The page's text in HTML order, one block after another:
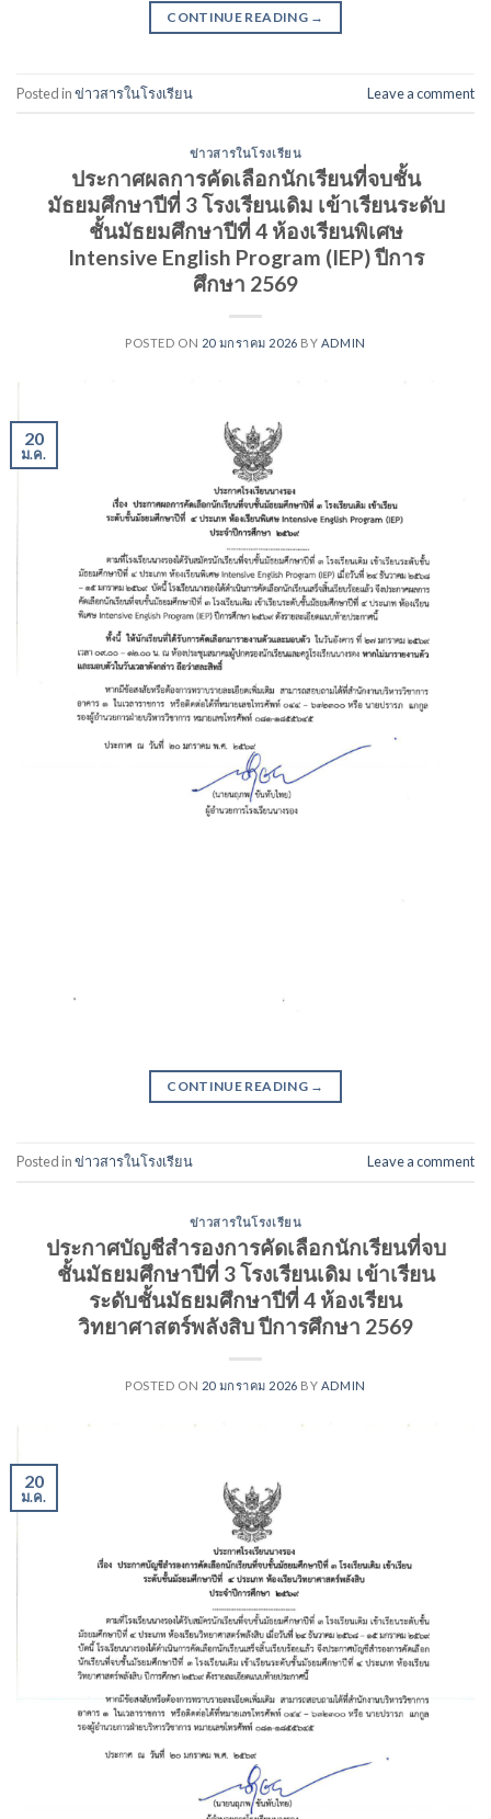
CONTINUE READING →
Posted inข่าวสารในโรงเรียน Leave a comment
ข่าวสารในโรงเรียน
ประกาศผลการคัดเลือกนักเรียนที่จบชั้น
มัธยมศึกษาปีที่ 3 โรงเรียนเดิม เข้าเรียนระดับ
ชั้นมัธยมศึกษาปีที่ 4 ห้องเรียนพิเศษ
Intensive English Program (IEP) ปีการ
ศึกษา 2569
POSTED ON 20 มกราคม 2026 BY ADMIN
20
ม.ค.
CONTINUE READING →
Posted inข่าวสารในโรงเรียน Leave a comment
ข่าวสารในโรงเรียน
ประกาศบัญชีสำรองการคัดเลือกนักเรียนที่จบ
ชั้นมัธยมศึกษาปีที่ 3 โรงเรียนเดิม เข้าเรียน
ระดับชั้นมัธยมศึกษาปีที่ 4 ห้องเรียน
วิทยาศาสตร์พลังสิบ ปีการศึกษา 2569
POSTED ON 20 มกราคม 2026 BY ADMIN
20
ม.ค.